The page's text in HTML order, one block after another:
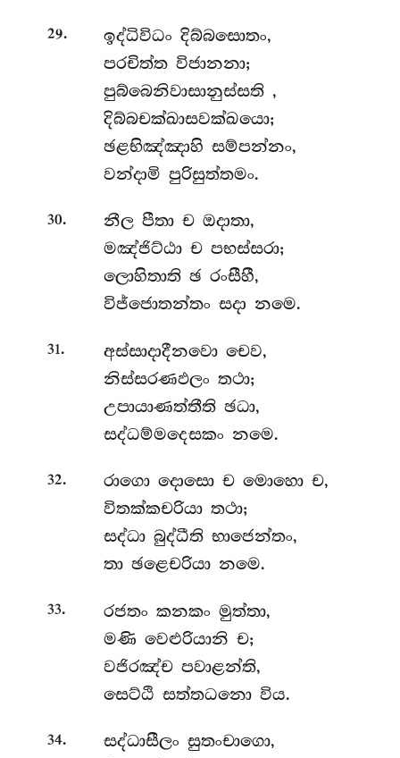
29.
ඉද්ධිවිධං දිබ්බසොතං,
පරචිත්ත විජානනා;
පුබ්බෙනිවාසානුස්සති ,
දිබ්බචක්ඛාසවක්ඛයො;
ඡළභිඤ්ඤාහි සම්පන්නං,
වන්දාමි පුරිසුත්තමං.
30.
නීල පීතා ච ඔදාතා,
මඤ්ජිට්ඨා ච පභස්සරා;
ලොහිතාති ඡ රංසීහී,
විජ්ජොතන්තං සදා නමෙ.
31. අස්සාදාදීනවො චෙව,
නිස්සරණඵලං තථා;
උපායාණත්තීති ඡධා,
සද්ධම්මදෙසකං නමෙ.
32. රාගො දොසො ච මොහො ච,
විතක්කචරියා තථා;
සද්ධා බුද්ධීති භාජෙන්තං,
තා ඡළෙචරියා නමෙ.
33.
රජතං කනකං මුත්තා,
මණි වෙළුරියානි ච;
වජිරඤ්ච පවාළන්ති,
සෙට්ඨි සත්තධනො විය.
34.
සද්ධාසීලං සුතංචාගො,